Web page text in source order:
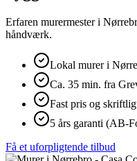
Erfaren murermester i
håndværk.
Lokal murer i
Ca. 35 min. fra
Fast pris og
5 års garanti (AB-
Få et uforpligtende tilbud